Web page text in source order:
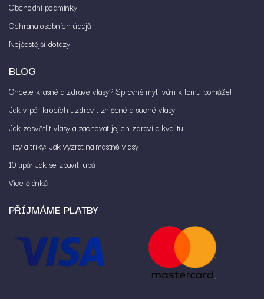
Obchodní podmínky
Ochrana osobních údajů
Nejčastější dotazy
BLOG
Chcete krásné a zdravé vlasy? Správné mytí vám k tomu pomůže!
Jak v pár krocích uzdravit zničené a suché vlasy
Jak zesvětlit vlasy a zachovat jejich zdraví a kvalitu
Tipy a triky: Jak vyzrát na mastné vlasy
10 tipů: Jak se zbavit lupů
Více článků
PŘÍJMÁME PLATBY